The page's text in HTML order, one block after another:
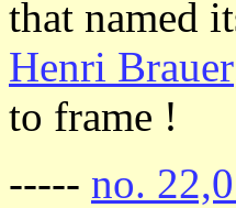
that named
Henri Brauer
to frame !
----- no.